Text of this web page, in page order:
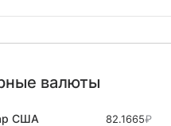
валюты
США 82.1665₽